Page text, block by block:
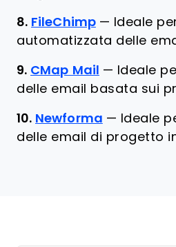
8. FileChimp — Ideale
automatizzata delle
9. CMap Mail — Ideale
delle email basata sui
10. Newforma — Ideale
delle email di progetto